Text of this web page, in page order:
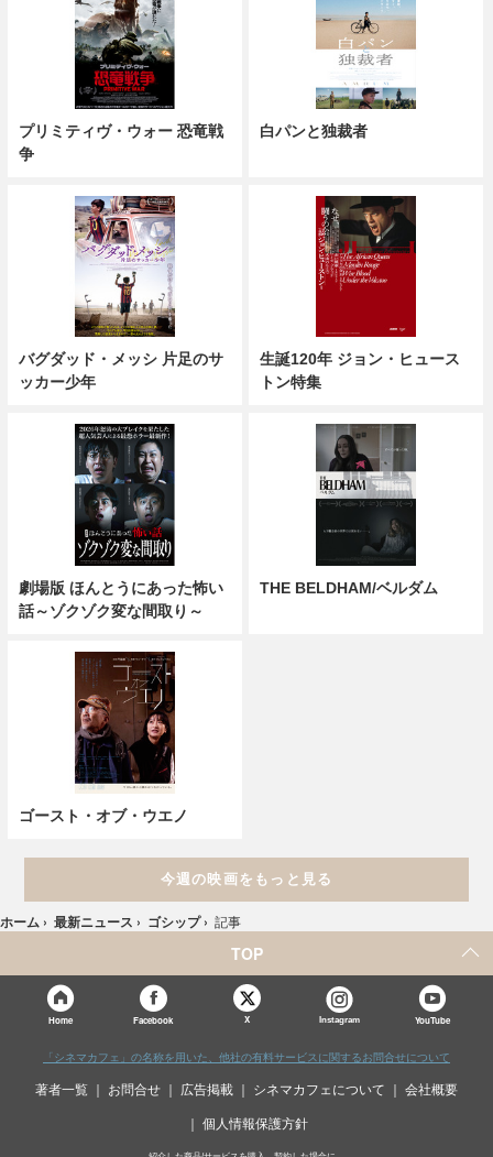
プリミティヴ・ウォー 恐竜戦
争
白パンと独裁者
バグダッド・メッシ 片足のサ
ッカー少年
生誕120年 ジョン・ヒュース
トン特集
劇場版 ほんとうにあった怖い
話～ゾクゾク変な間取り～
THE BELDHAM/ベルダム
ゴースト・オブ・ウエノ
今週の映画をもっと見る
ホーム › 最新ニュース › ゴシップ › 記事
TOP
Home Facebook X Instagram YouTube
「シネマカフェ」の名称を用いた、他社の有料サービスに関するお問合せについて
著者一覧 お問合せ 広告掲載 シネマカフェについて 会社概要
個人情報保護方針